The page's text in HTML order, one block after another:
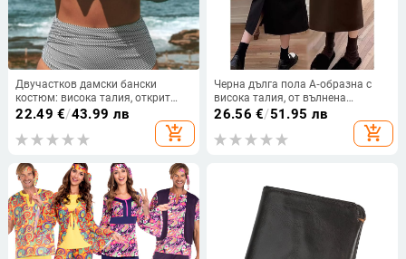
Двучастков дамски бански
костюм: висока талия, открит
гръб, подплънки в чашките,
22.49 €/43.99 лв
add_shopping_cart
Черна дълга пола А‑образна с
висока талия, от вълнена
материя, оформяща ханша, есен
26.56 €/51.95 лв
add_shopping_cart